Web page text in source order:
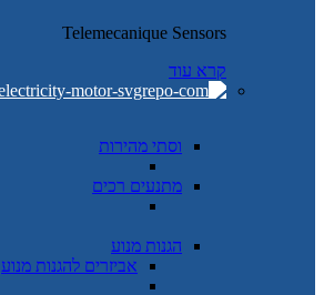
Telemecanique Sensors
קרא עוד
וסתי מהירות
מתנעים רכים
הגנות מנוע
אביזרים להגנות מנוע